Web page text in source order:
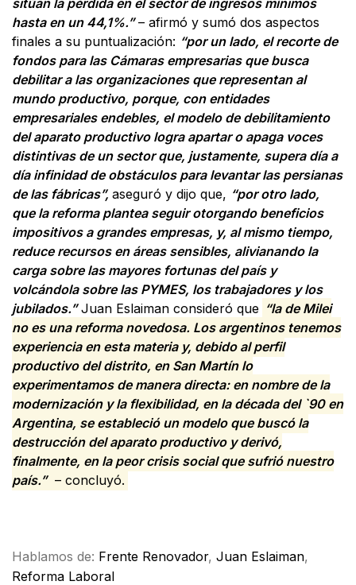
sitúan la pérdida en el sector de ingresos mínimos
hasta en un 44,1%.”– afirmó y sumó dos aspectos
finales a su puntualización: “por un lado, el recorte de
fondos para las Cámaras empresarias que busca
debilitar a las organizaciones que representan al
mundo productivo, porque, con entidades
empresariales endebles, el modelo de debilitamiento
del aparato productivo logra apartar o apaga voces
distintivas de un sector que, justamente, supera día a
día infinidad de obstáculos para levantar las persianas
de las fábricas”, aseguró y dijo que, “por otro lado,
que la reforma plantea seguir otorgando beneficios
impositivos a grandes empresas, y, al mismo tiempo,
reduce recursos en áreas sensibles, alivianando la
carga sobre las mayores fortunas del país y
volcándola sobre las PYMES, los trabajadores y los
jubilados.”Juan Eslaiman consideró que “la de Milei
no es una reforma novedosa. Los argentinos tenemos
experiencia en esta materia y, debido al perfil
productivo del distrito, en San Martín lo
experimentamos de manera directa: en nombre de la
modernización y la flexibilidad, en la década del `90 en
Argentina, se estableció un modelo que buscó la
destrucción del aparato productivo y derivó,
finalmente, en la peor crisis social que sufrió nuestro
país.” – concluyó.
Hablamos de: Frente Renovador, Juan Eslaiman,
Reforma Laboral